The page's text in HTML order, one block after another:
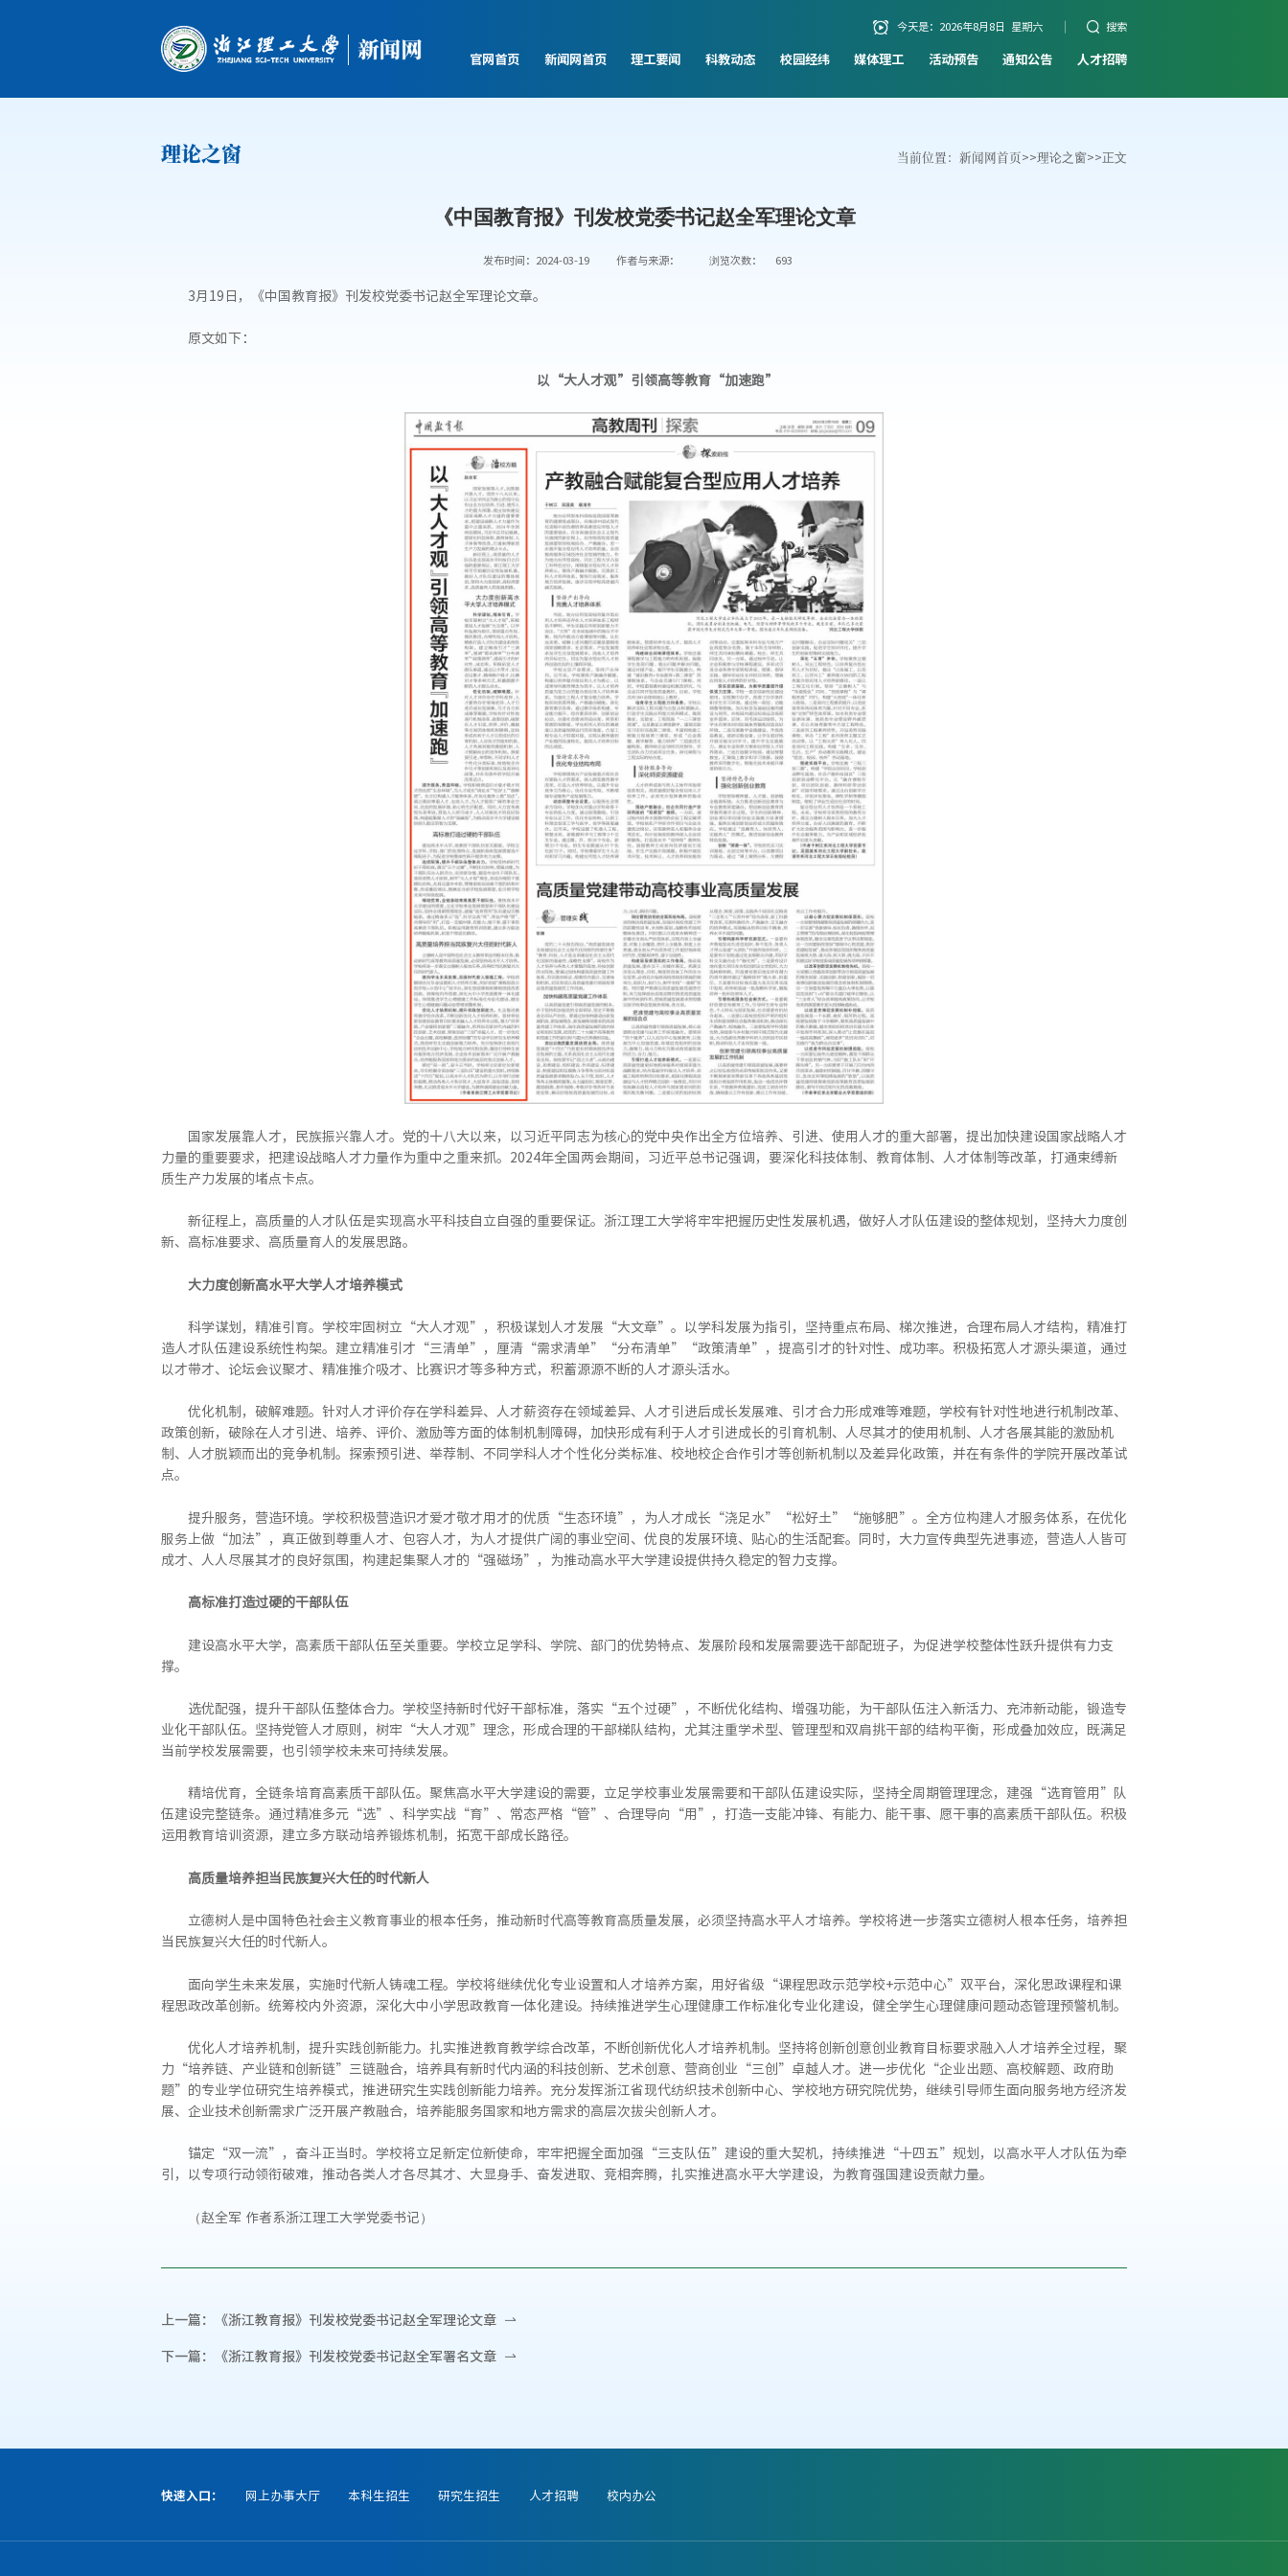
今天是： 2026年8月8日 星期六 搜索
官网首页 新闻网首页 理工要闻 科教动态 校园经纬 媒体理工 活动预告 通知公告 人才招聘
理论之窗 当前位置： 新闻网首页>>理论之窗>>正文
《中国教育报》刊发校党委书记赵全军理论文章
发布时间：2024-03-19 作者与来源： 浏览次数： 693
3月19日，《中国教育报》刊发校党委书记赵全军理论文章。
原文如下：
以“大人才观”引领高等教育“加速跑”
国家发展靠人才，民族振兴靠人才。党的十八大以来，以习近平同志为核心的党中央作出全方位培养、引进、使用人才的重大部署，提出加快建设国家战略人才
力量的重要要求，把建设战略人才力量作为重中之重来抓。2024年全国两会期间，习近平总书记强调，要深化科技体制、教育体制、人才体制等改革，打通束缚新
质生产力发展的堵点卡点。
新征程上，高质量的人才队伍是实现高水平科技自立自强的重要保证。浙江理工大学将牢牢把握历史性发展机遇，做好人才队伍建设的整体规划，坚持大力度创
新、高标准要求、高质量育人的发展思路。
大力度创新高水平大学人才培养模式
科学谋划，精准引育。学校牢固树立“大人才观”，积极谋划人才发展“大文章”。以学科发展为指引，坚持重点布局、梯次推进，合理布局人才结构，精准打
造人才队伍建设系统性构架。建立精准引才“三清单”，厘清“需求清单”“分布清单”“政策清单”，提高引才的针对性、成功率。积极拓宽人才源头渠道，通过
以才带才、论坛会议聚才、精准推介吸才、比赛识才等多种方式，积蓄源源不断的人才源头活水。
优化机制，破解难题。针对人才评价存在学科差异、人才薪资存在领域差异、人才引进后成长发展难、引才合力形成难等难题，学校有针对性地进行机制改革、
政策创新，破除在人才引进、培养、评价、激励等方面的体制机制障碍，加快形成有利于人才引进成长的引育机制、人尽其才的使用机制、人才各展其能的激励机
制、人才脱颖而出的竞争机制。探索预引进、举荐制、不同学科人才个性化分类标准、校地校企合作引才等创新机制以及差异化政策，并在有条件的学院开展改革试
点。
提升服务，营造环境。学校积极营造识才爱才敬才用才的优质“生态环境”，为人才成长“浇足水”“松好土”“施够肥”。全方位构建人才服务体系，在优化
服务上做“加法”，真正做到尊重人才、包容人才，为人才提供广阔的事业空间、优良的发展环境、贴心的生活配套。同时，大力宣传典型先进事迹，营造人人皆可
成才、人人尽展其才的良好氛围，构建起集聚人才的“强磁场”，为推动高水平大学建设提供持久稳定的智力支撑。
高标准打造过硬的干部队伍
建设高水平大学，高素质干部队伍至关重要。学校立足学科、学院、部门的优势特点、发展阶段和发展需要选干部配班子，为促进学校整体性跃升提供有力支
撑。
选优配强，提升干部队伍整体合力。学校坚持新时代好干部标准，落实“五个过硬”，不断优化结构、增强功能，为干部队伍注入新活力、充沛新动能，锻造专
业化干部队伍。坚持党管人才原则，树牢“大人才观”理念，形成合理的干部梯队结构，尤其注重学术型、管理型和双肩挑干部的结构平衡，形成叠加效应，既满足
当前学校发展需要，也引领学校未来可持续发展。
精培优育，全链条培育高素质干部队伍。聚焦高水平大学建设的需要，立足学校事业发展需要和干部队伍建设实际，坚持全周期管理理念，建强“选育管用”队
伍建设完整链条。通过精准多元“选”、科学实战“育”、常态严格“管”、合理导向“用”，打造一支能冲锋、有能力、能干事、愿干事的高素质干部队伍。积极
运用教育培训资源，建立多方联动培养锻炼机制，拓宽干部成长路径。
高质量培养担当民族复兴大任的时代新人
立德树人是中国特色社会主义教育事业的根本任务，推动新时代高等教育高质量发展，必须坚持高水平人才培养。学校将进一步落实立德树人根本任务，培养担
当民族复兴大任的时代新人。
面向学生未来发展，实施时代新人铸魂工程。学校将继续优化专业设置和人才培养方案，用好省级“课程思政示范学校+示范中心”双平台，深化思政课程和课
程思政改革创新。统筹校内外资源，深化大中小学思政教育一体化建设。持续推进学生心理健康工作标准化专业化建设，健全学生心理健康问题动态管理预警机制。
优化人才培养机制，提升实践创新能力。扎实推进教育教学综合改革，不断创新优化人才培养机制。坚持将创新创意创业教育目标要求融入人才培养全过程，聚
力“培养链、产业链和创新链”三链融合，培养具有新时代内涵的科技创新、艺术创意、营商创业“三创”卓越人才。进一步优化“企业出题、高校解题、政府助
题”的专业学位研究生培养模式，推进研究生实践创新能力培养。充分发挥浙江省现代纺织技术创新中心、学校地方研究院优势，继续引导师生面向服务地方经济发
展、企业技术创新需求广泛开展产教融合，培养能服务国家和地方需求的高层次拔尖创新人才。
锚定“双一流”，奋斗正当时。学校将立足新定位新使命，牢牢把握全面加强“三支队伍”建设的重大契机，持续推进“十四五”规划，以高水平人才队伍为牵
引，以专项行动领衔破难，推动各类人才各尽其才、大显身手、奋发进取、竞相奔腾，扎实推进高水平大学建设，为教育强国建设贡献力量。
（赵全军 作者系浙江理工大学党委书记）
上一篇：
《浙江教育报》刊发校党委书记赵全军理论文章
下一篇：
《浙江教育报》刊发校党委书记赵全军署名文章
快速入口： 网上办事大厅 本科生招生 研究生招生 人才招聘 校内办公